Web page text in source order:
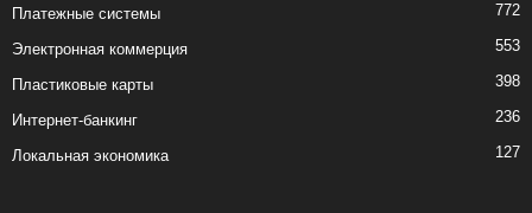
Платежные системы 772
Электронная коммерция 553
Пластиковые карты 398
Интернет-банкинг 236
Локальная экономика 127